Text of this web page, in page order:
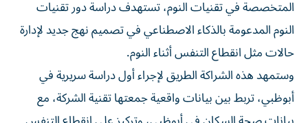
المتخصصة في تقنيات النوم، تستهدف دراسة دور تقنيات
النوم المدعومة بالذكاء الاصطناعي في تصميم نهج جديد لإدارة
حالات مثل انقطاع التنفس أثناء النوم.
وستمهد هذه الشراكة الطريق لإجراء أول دراسة سريرية في
أبوظبي، تربط بين بيانات واقعية جمعتها تقنية الشركة، مع